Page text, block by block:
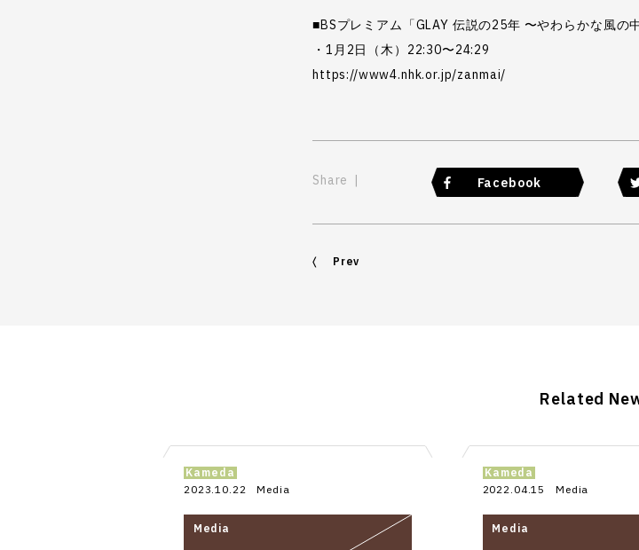
■BSプレミアム「GLAY 伝説の25年 〜やわらかな風の
・1月2日（木）22:30〜24:29
https://www4.nhk.or.jp/zanmai/
Share Facebook
Prev
Related
Kameda
2023.10.22
Media
Kameda
2022.04.15
Media